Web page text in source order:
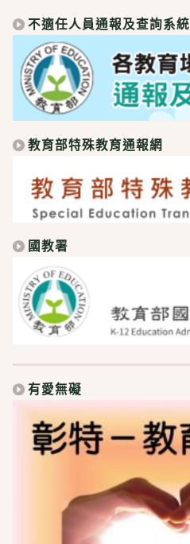
不適任人員通報及查詢系統
教育部特殊教育通報網
國教署
有愛無礙